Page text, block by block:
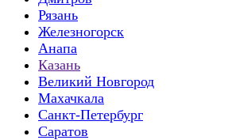
Рязань
Железногорск
Анапа
Казань
Великий Новгород
Махачкала
Санкт-Петербург
Саратов